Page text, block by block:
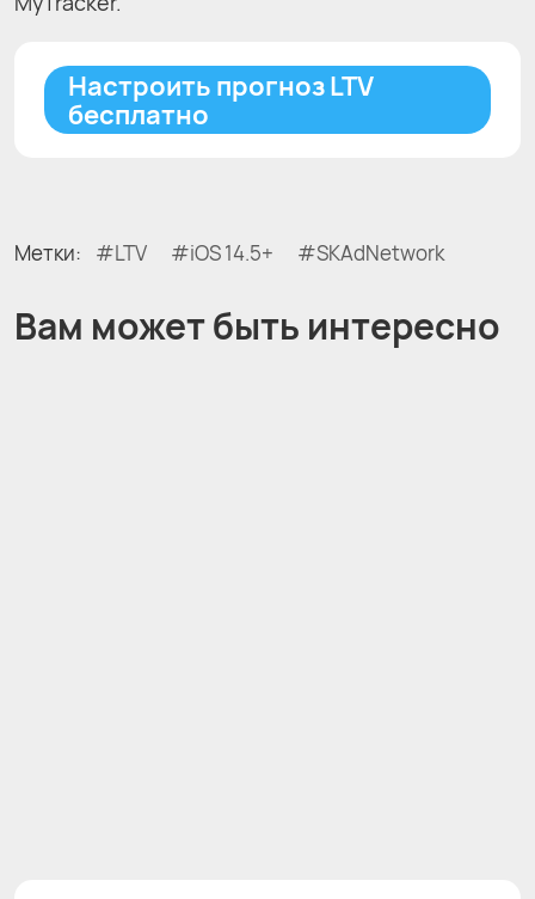
Настроить прогноз LTV
бесплатно
Метки: LTV iOS 14.5+ SKAdNetwork
Вам может быть интересно